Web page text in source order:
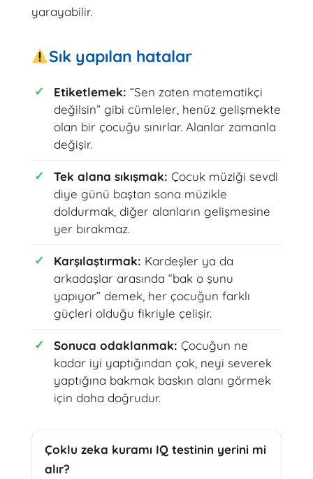
yarayabilir.
Sık yapılan hatalar
Etiketlemek: “Sen zaten matematikçi
değilsin” gibi cümleler, henüz gelişmekte
olan bir çocuğu sınırlar. Alanlar zamanla
değişir.
Tek alana sıkışmak: Çocuk müziği sevdi
diye günü baştan sona müzikle
doldurmak, diğer alanların gelişmesine
yer bırakmaz.
Karşılaştırmak: Kardeşler ya da
arkadaşlar arasında “bak o şunu
yapıyor” demek, her çocuğun farklı
güçleri olduğu fikriyle çelişir.
Sonuca odaklanmak: Çocuğun ne
kadar iyi yaptığından çok, neyi severek
yaptığına bakmak baskın alanı görmek
için daha doğrudur.
Çoklu zeka kuramı IQ testinin yerini mi
alır?